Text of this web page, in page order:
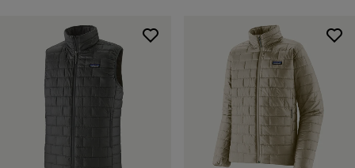
Filtra per
Filtra per
Prezzo
Filtra per
Vestibilità